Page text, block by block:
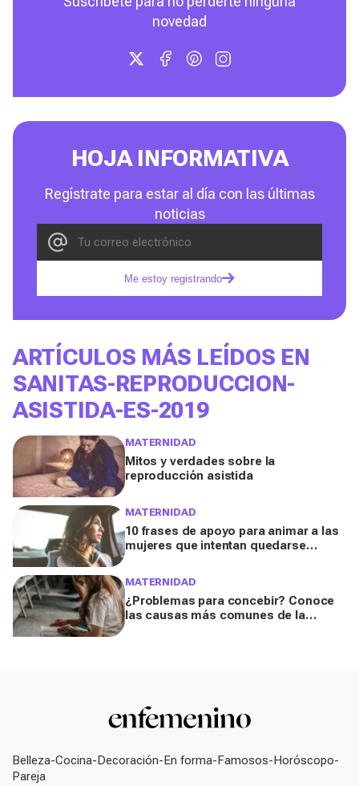
novedad
HOJA INFORMATIVA
Regístrate para estar al día con las últimas
noticias
Me estoy registrando
ARTÍCULOS MÁS LEÍDOS EN
SANITAS-REPRODUCCION-
ASISTIDA-ES-2019
MATERNIDAD
Mitos y verdades sobre la
reproducción asistida
MATERNIDAD
10 frases de apoyo para animar a las
mujeres que intentan quedarse
MATERNIDAD
¿Problemas para concebir? Conoce
las causas más comunes de la
Belleza Cocina Decoración En forma Famosos Horóscopo
Pareja